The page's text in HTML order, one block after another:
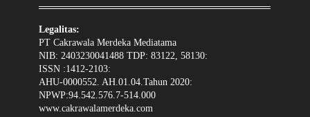
Legalitas:
PT Cakrawala Merdeka Mediatama
NIB: 2403230041488 TDP: 83122, 58130:
ISSN :1412-2103:
AHU-0000552. AH.01.04.Tahun 2020:
NPWP:94.542.576.7-514.000
www.cakrawalamerdeka.com